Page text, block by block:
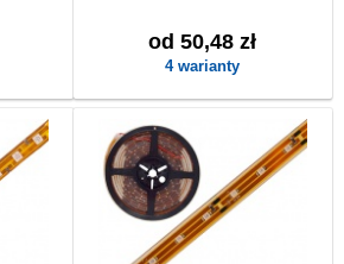
od 50,48 zł
4 warianty